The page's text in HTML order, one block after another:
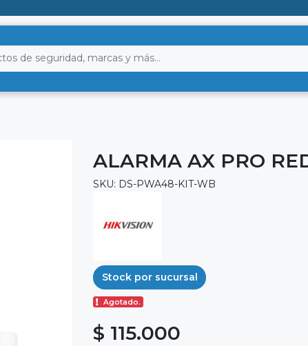
ALARMA AX PRO
SKU: DS-PWA48-KIT-WB
Stock por sucursal
Agotado.
$ 115.000